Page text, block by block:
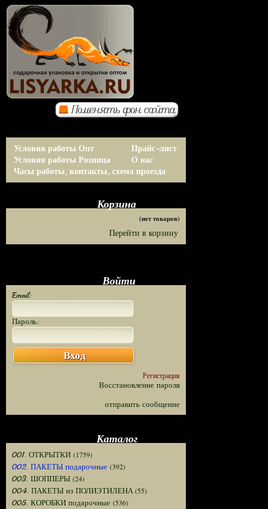
Условия работы Опт
Условия работы Розница
Прайс-лист
О нас
Часы работы, контакты, схема проезда
Корзина
(нет товаров)
Перейти в корзину
Войти
Email:
Пароль:
Вход
Регистрация
Восстановление пароля
отправить сообщение
Каталог
001. ОТКРЫТКИ (1759)
002. ПАКЕТЫ подарочные (392)
003. ШОППЕРЫ (24)
004. ПАКЕТЫ из ПОЛИЭТИЛЕНА(55)
005. КОРОБКИ подарочные (536)